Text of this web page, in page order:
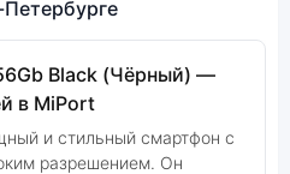
Black (Чёрный) —
в MiPort
и стильный смартфон с
разрешением. Он